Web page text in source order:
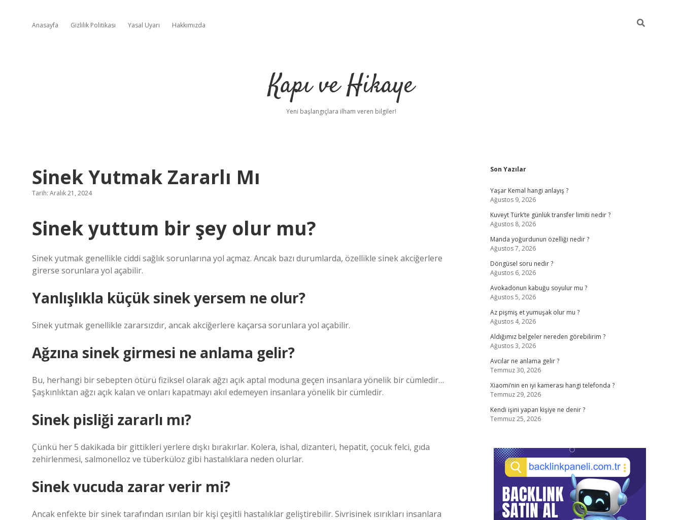
Anasayfa Gizlilik Politikası Yasal Uyarı Hakkımızda
Kapı ve Hikaye
Yeni başlangıçlara ilham veren bilgiler!
Sinek Yutmak Zararlı Mı
Tarih: Aralık 21, 2024
Sinek yuttum bir şey olur mu?
Sinek yutmak genellikle ciddi sağlık sorunlarına yol açmaz. Ancak bazı durumlarda, özellikle sinek akciğerlere
girerse sorunlara yol açabilir.
Yanlışlıkla küçük sinek yersem ne olur?
Sinek yutmak genellikle zararsızdır, ancak akciğerlere kaçarsa sorunlara yol açabilir.
Ağzına sinek girmesi ne anlama gelir?
Bu, herhangi bir sebepten ötürü fiziksel olarak ağzı açık aptal moduna geçen insanlara yönelik bir cümledir…
Şaşkınlıktan ağzı açık kalan ve onları kapatmayı akıl edemeyen insanlara yönelik bir cümledir.
Sinek pisliği zararlı mı?
Çünkü her 5 dakikada bir gittikleri yerlere dışkı bırakırlar. Kolera, ishal, dizanteri, hepatit, çocuk felci, gıda
zehirlenmesi, salmonelloz ve tüberküloz gibi hastalıklara neden olurlar.
Sinek vucuda zarar verir mi?
Ancak enfekte bir sinek tarafından ısırılan bir kişi çeşitli hastalıklar geliştirebilir. Sivrisinek ısırıkları insanlara
Sidebar
Son Yazılar
Yaşar Kemal hangi anlayış ?
Ağustos 9, 2026
Kuveyt Türk’te günlük transfer limiti nedir ?
Ağustos 8, 2026
Manda yoğurdunun özelliği nedir ?
Ağustos 7, 2026
Döngüsel soru nedir ?
Ağustos 6, 2026
Avokadonun kabuğu soyulur mu ?
Ağustos 5, 2026
Az pişmiş et yumuşak olur mu ?
Ağustos 4, 2026
Aldığımız belgeler nereden görebilirim ?
Ağustos 3, 2026
Avcılar ne anlama gelir ?
Temmuz 30, 2026
Xiaomi’nin en iyi kamerası hangi telefonda ?
Temmuz 29, 2026
Kendi işini yapan kişiye ne denir ?
Temmuz 25, 2026